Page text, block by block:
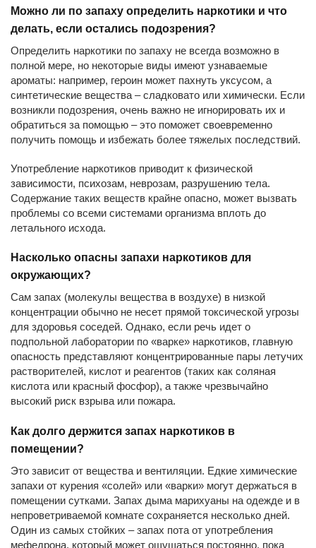
Можно ли по запаху определить наркотики и что
делать, если остались подозрения?
Определить наркотики по запаху не всегда возможно в
полной мере, но некоторые виды имеют узнаваемые
ароматы: например, героин может пахнуть уксусом, а
синтетические вещества – сладковато или химически. Если
возникли подозрения, очень важно не игнорировать их и
обратиться за помощью – это поможет своевременно
получить помощь и избежать более тяжелых последствий.
Употребление наркотиков приводит к физической
зависимости, психозам, неврозам, разрушению тела.
Содержание таких веществ крайне опасно, может вызвать
проблемы со всеми системами организма вплоть до
летального исхода.
Насколько опасны запахи наркотиков для
окружающих?
Сам запах (молекулы вещества в воздухе) в низкой
концентрации обычно не несет прямой токсической угрозы
для здоровья соседей. Однако, если речь идет о
подпольной лаборатории по «варке» наркотиков, главную
опасность представляют концентрированные пары летучих
растворителей, кислот и реагентов (таких как соляная
кислота или красный фосфор), а также чрезвычайно
высокий риск взрыва или пожара.
Как долго держится запах наркотиков в
помещении?
Это зависит от вещества и вентиляции. Едкие химические
запахи от курения «солей» или «варки» могут держаться в
помещении сутками. Запах дыма марихуаны на одежде и в
непроветриваемой комнате сохраняется несколько дней.
Один из самых стойких – запах пота от употребления
мефедрона, который может ощущаться постоянно, пока